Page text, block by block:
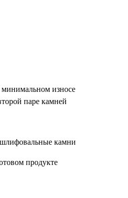
износе
паре камней
камни
продукте